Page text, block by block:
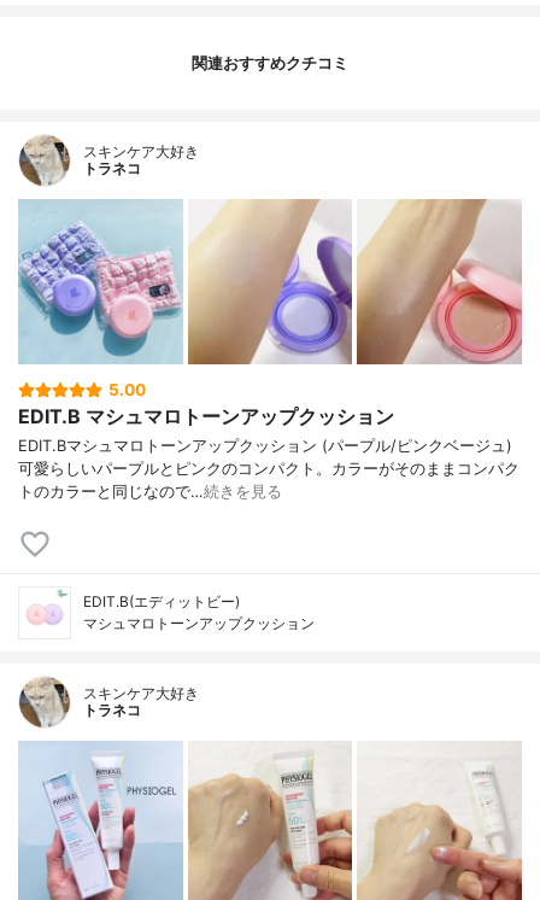
関連おすすめクチコミ
スキンケア大好き
トラネコ
5.00
EDIT.B マシュマロトーンアップクッション
EDIT.Bマシュマロトーンアップクッション (パープル/ピンクベージュ)
可愛らしいパープルとピンクのコンパクト。カラーがそのままコンパク
トのカラーと同じなので…続きを見る
EDIT.B(エディットビー)
マシュマロトーンアップクッション
スキンケア大好き
トラネコ